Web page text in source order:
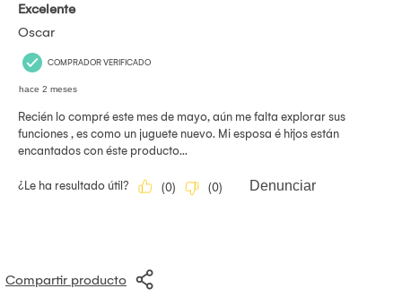
Compartir producto